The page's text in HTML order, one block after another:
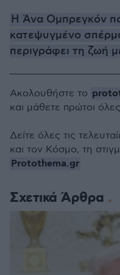
Η Άνα Ομπρεγκόν
κατεψυγμένο
περιγράφει τη ζωή
Σχετικά Άρθρα
Ακολουθήστε το
και μάθετε πρώτοι όλες
Δείτε όλες τις
και τον Κόσμο, τη
Protothema.gr